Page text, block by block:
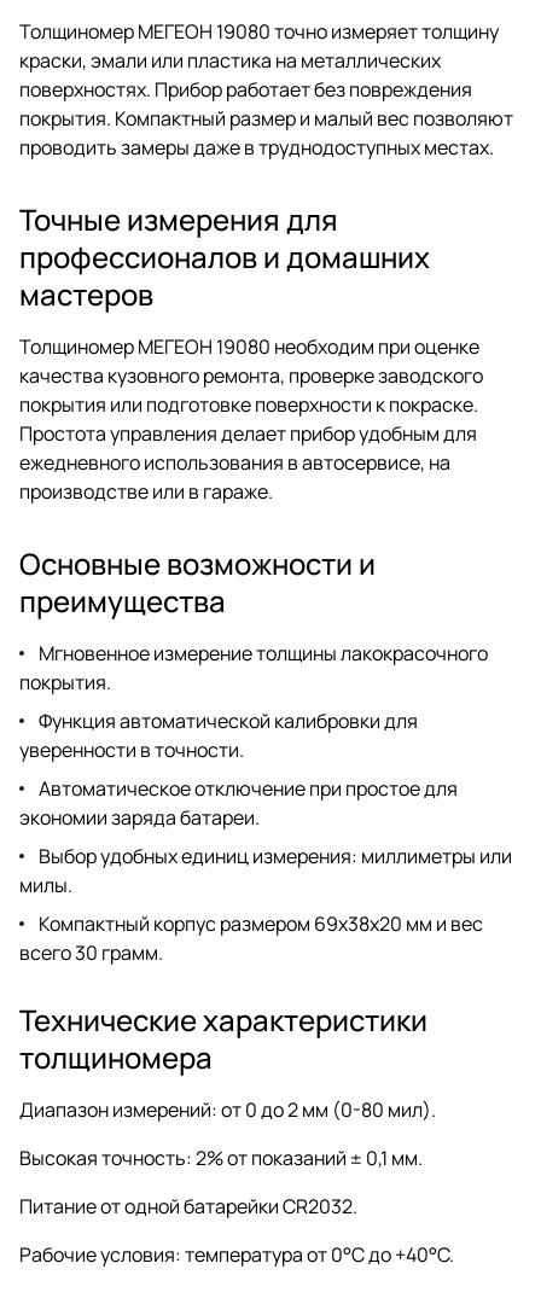
Толщиномер МЕГЕОН 19080 точно измеряет толщину
краски, эмали или пластика на металлических
поверхностях. Прибор работает без повреждения
покрытия. Компактный размер и малый вес позволяют
проводить замеры даже в труднодоступных местах.
Точные измерения для
профессионалов и домашних
мастеров
Толщиномер МЕГЕОН 19080 необходим при оценке
качества кузовного ремонта, проверке заводского
покрытия или подготовке поверхности к покраске.
Простота управления делает прибор удобным для
ежедневного использования в автосервисе, на
производстве или в гараже.
Основные возможности и
преимущества
Мгновенное измерение толщины лакокрасочного
покрытия.
Функция автоматической калибровки для
уверенности в точности.
Автоматическое отключение при простое для
экономии заряда батареи.
Выбор удобных единиц измерения: миллиметры или
милы.
Компактный корпус размером 69х38х20 мм и вес
всего 30 грамм.
Технические характеристики
толщиномера
Диапазон измерений: от 0 до 2 мм (0-80 мил).
Высокая точность: 2% от показаний ± 0,1 мм.
Питание от одной батарейки CR2032.
Рабочие условия: температура от 0°C до +40°C.